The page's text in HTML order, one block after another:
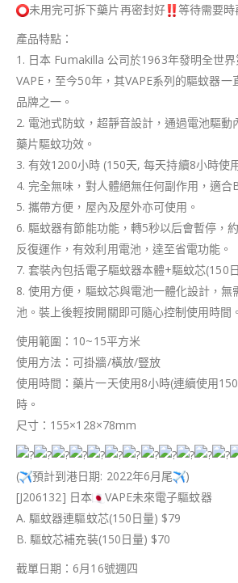
未用完可拆下藥片再密封好
等待需要
產品特點：
1. 日本 Fumakilla 公司於1963年發明全世
VAPE，至今50年，其VAPE系列的驅蚊器
品牌之一。
2. 電池式防蚊，超靜音設計，通過電池驅動
藥片驅蚊功效。
3. 有效1200小時 (150天, 每天持續8小時使
4. 完全無味，對人體絕無任何副作用，適合
5. 攜帶方便，屋內及屋外亦可使用。
6. 驅蚊器有節能功能，轉5秒以后會暫停，
反復運作，有效利用電池，達至省電功能。
7. 套裝內包括電子驅蚊器本體+驅蚊芯(150
8. 使用方便，驅蚊芯與電池一體化設計，無
池。裝上後輕按開關即可隨心控制使用時間。
使用範圍：10~15平方米
使用方法：可掛牆/橫放/豎放
使用時間：藥片一天使用8小時(連續使用
時。
尺寸：155×128×78mm
( 預計到港日期: 2022年6月尾
)
[J206132] 日本
VAPE未來電子驅蚊器
A. 驅蚊器連驅蚊芯(150日量) $79
B. 驅蚊芯補充裝(150日量) $70
截單日期：6月16號週四